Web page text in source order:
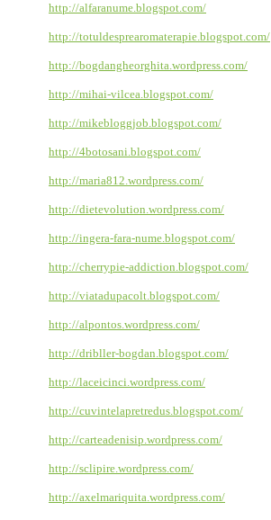
http://alfaranume.blogspot.com/
http://totuldesprearomaterapie.blogspot.com/
http://bogdangheorghita.wordpress.com/
http://mihai-vilcea.blogspot.com/
http://mikebloggjob.blogspot.com/
http://4botosani.blogspot.com/
http://maria812.wordpress.com/
http://dietevolution.wordpress.com/
http://ingera-fara-nume.blogspot.com/
http://cherrypie-addiction.blogspot.com/
http://viatadupacolt.blogspot.com/
http://alpontos.wordpress.com/
http://dribller-bogdan.blogspot.com/
http://laceicinci.wordpress.com/
http://cuvintelapretredus.blogspot.com/
http://carteadenisip.wordpress.com/
http://sclipire.wordpress.com/
http://axelmariquita.wordpress.com/